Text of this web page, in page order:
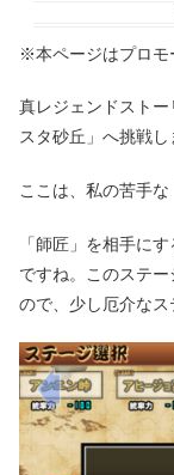
※本ページはプロモ
真レジェンドスト
スタ砂丘」へ挑戦し
ここは、私の苦手な
「師匠」を相手に
ですね。このステ
ので、少し厄介なス